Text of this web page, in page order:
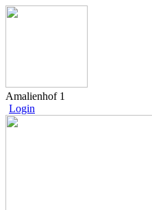
Amalienhof 1
Login